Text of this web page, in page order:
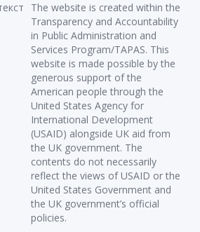
The website is created within the
Transparency and Accountability
in Public Administration and
Services Program/TAPAS. This
website is made possible by the
generous support of the
American people through the
United States Agency for
International Development
(USAID) alongside UK aid from
the UK government. The
contents do not necessarily
reflect the views of USAID or the
United States Government and
the UK government’s official
policies.